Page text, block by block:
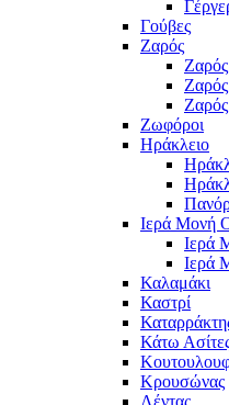
Γούβες
Ζαρός
Ζωφόροι
Ηράκλειο
Ιερά Μονή
Ιερά
Ιερά
Καλαμάκι
Καστρί
Κάτω
Κρουσώνας
Λέντας